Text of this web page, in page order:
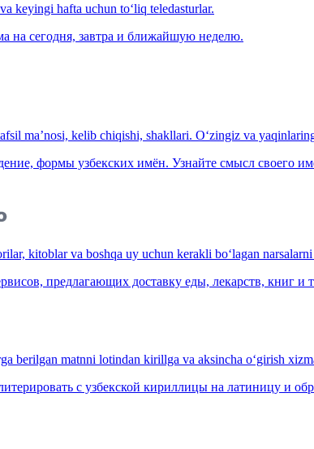
keyingi hafta uchun to‘liq teledasturlar.
на сегодня, завтра и ближайшую неделю.
ma’nosi, kelib chiqishi, shakllari. O‘zingiz va
формы узбекских имён. Узнайте смысл своего
kitoblar va boshqa uy uchun kerakli bo‘lagan
предлагающих доставку еды, лекарств, книг и
berilgan matnni lotindan kirillga va aksincha o‘girish
с узбекской кириллицы на латиницу и